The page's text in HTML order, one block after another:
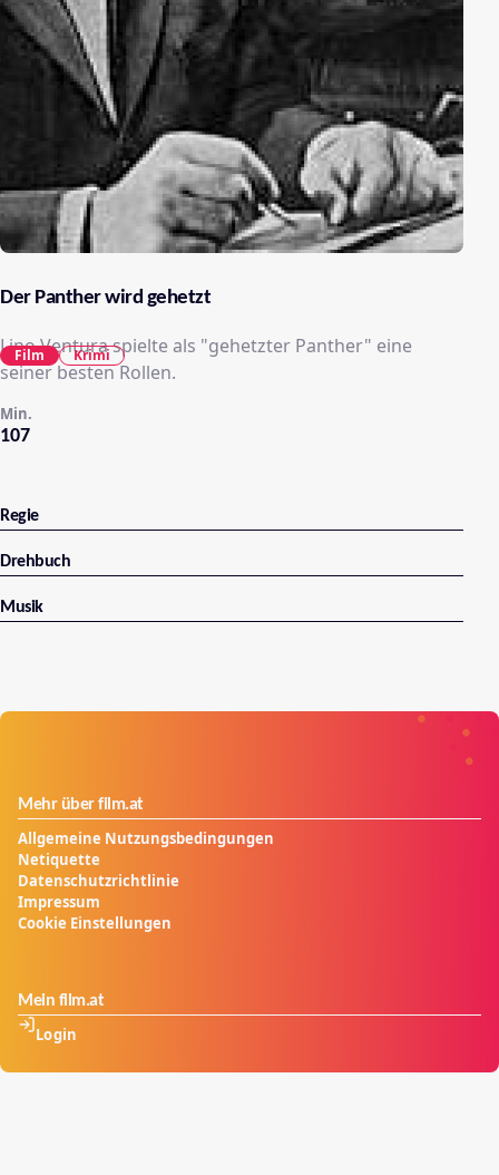
Der Panther wird gehetzt
Lino Ventura spielte als "gehetzter Panther" eine
seiner besten Rollen.
107
Min.
Film Krimi
Regie
Drehbuch
Musik
Mehr über film.at
Allgemeine Nutzungsbedingungen
Netiquette
Datenschutzrichtlinie
Impressum
Cookie Einstellungen
Mein film.at
Login